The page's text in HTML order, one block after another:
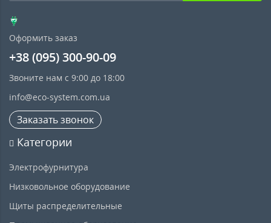
Оформить заказ
+38 (095) 300-90-09
Звоните нам с 9:00 до 18:00
info@eco-system.com.ua
Заказать звонок
Категории
Электрофурнитура
Низковольное оборудование
Щиты распределительные